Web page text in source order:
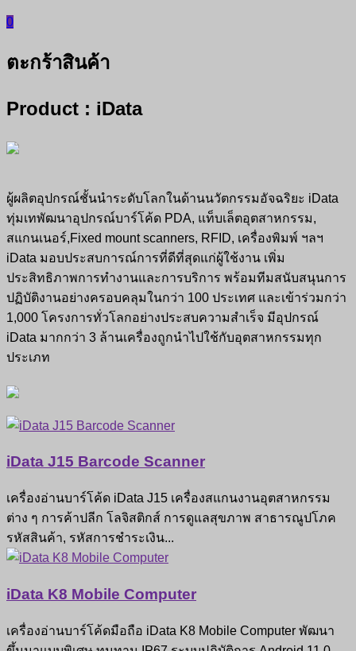
0
ตะกร้าสินค้า
Product : iData
ผู้ผลิตอุปกรณ์ชั้นนำระดับโลกในด้านนวัตกรรมอัจฉริยะ iData
ทุ่มเทพัฒนาอุปกรณ์บาร์โค้ด PDA, แท็บเล็ตอุตสาหกรรม,
สแกนเนอร์,Fixed mount scanners, RFID, เครื่องพิมพ์ ฯลฯ
iData มอบประสบการณ์การที่ดีที่สุดแก่ผู้ใช้งาน เพิ่ม
ประสิทธิภาพการทำงานและการบริการ พร้อมทีมสนับสนุนการ
ปฏิบัติงานอย่างครอบคลุมในกว่า 100 ประเทศ และเข้าร่วมกว่า
1,000 โครงการทั่วโลกอย่างประสบความสำเร็จ มีอุปกรณ์
iData มากกว่า 3 ล้านเครื่องถูกนำไปใช้กับอุตสาหกรรมทุก
ประเภท
iData J15 Barcode Scanner
เครื่องอ่านบาร์โค้ด iData J15 เครื่องสแกนงานอุตสาหกรรม
ต่าง ๆ การค้าปลีก โลจิสติกส์ การดูแลสุขภาพ สาธารณูปโภค
รหัสสินค้า, รหัสการชำระเงิน...
iData K8 Mobile Computer
เครื่องอ่านบาร์โค้ดมือถือ iData K8 Mobile Computer พัฒนา